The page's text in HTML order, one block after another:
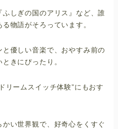
ふしぎの国のアリス』など、誰
物語がそろっています。
優しい音楽で、おやすみ前の
きにぴったり。
リームスイッチ体験”にもおす
い世界観で、好奇心をくすぐ